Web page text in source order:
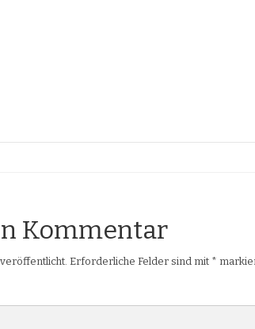
Kommentar
Erforderliche Felder sind mit *